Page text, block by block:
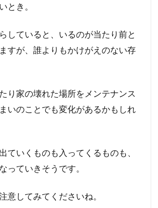
とき。
していると、いるのが当たり前と
すが、誰よりもかけがえのない存
り家の壊れた場所をメンテナンス
いのことでも変化があるかもしれ
ていくものも入ってくるものも、
っていきそうです。
意してみてくださいね。